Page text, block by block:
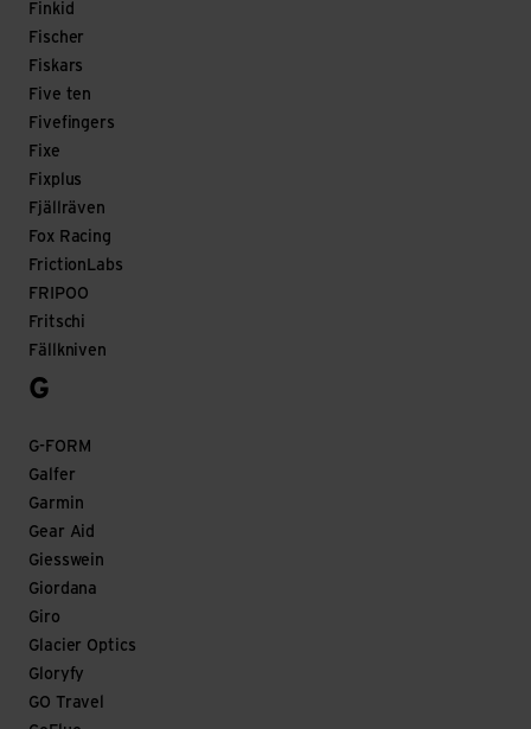
Finkid
Fischer
Fiskars
Five ten
Fivefingers
Fixe
Fixplus
Fjällräven
Fox Racing
FrictionLabs
FRIPOO
Fritschi
Fällkniven
G
G-FORM
Galfer
Garmin
Gear Aid
Giesswein
Giordana
Giro
Glacier Optics
Gloryfy
GO Travel